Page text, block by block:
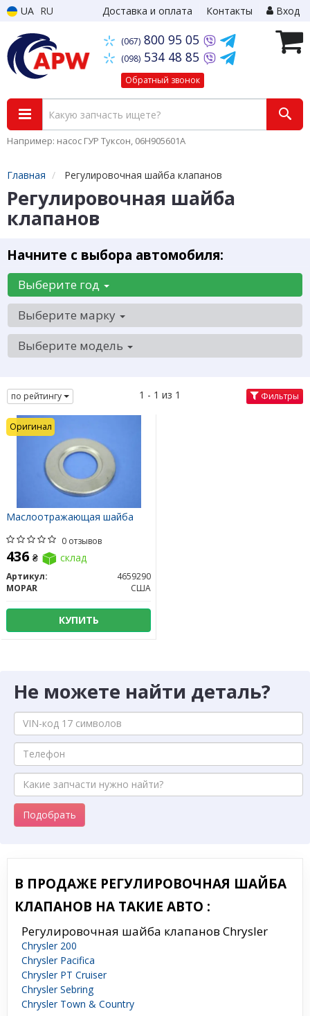
UA RU Доставка и оплата Контакты Вход
(067) 800 95 05
(098) 534 48 85
Обратный звонок
Например: насос ГУР Туксон, 06H905601A
Главная Регулировочная шайба клапанов
Регулировочная шайба
клапанов
Начните с выбора автомобиля:
Выберите год
Выберите марку
Выберите модель
по рейтингу 1 - 1 из 1 Фильтры
Маслоотражающая шайба
0 отзывов
436 ₴ склад
Артикул:
4659290
MOPAR
США
КУПИТЬ
Оригинал
Не можете найти деталь?
Подобрать
В ПРОДАЖЕ РЕГУЛИРОВОЧНАЯ ШАЙБА
КЛАПАНОВ НА ТАКИЕ АВТО :
Регулировочная шайба клапанов Chrysler
Chrysler 200
Chrysler Pacifica
Chrysler PT Cruiser
Chrysler Sebring
Chrysler Town & Country